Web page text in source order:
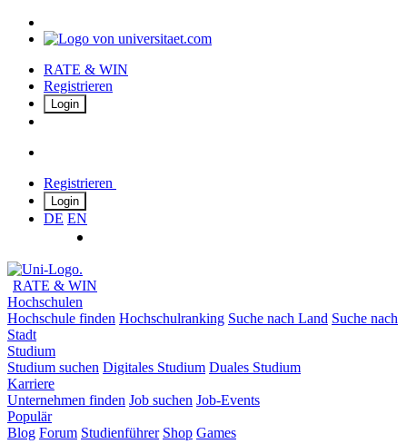
RATE & WIN
Registrieren
Login
Registrieren
Login
DE EN
RATE & WIN
Hochschulen
Hochschule finden Hochschulranking Suche nach Land Suche nach
Stadt
Studium
Studium suchen Digitales Studium Duales Studium
Karriere
Unternehmen finden Job suchen Job-Events
Populär
Blog Forum Studienführer Shop Games